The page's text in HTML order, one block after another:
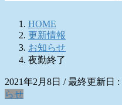
HOME
更新情報
お知らせ
夜勤終了
2021年2月8日 / 最終更新日 :
らせ